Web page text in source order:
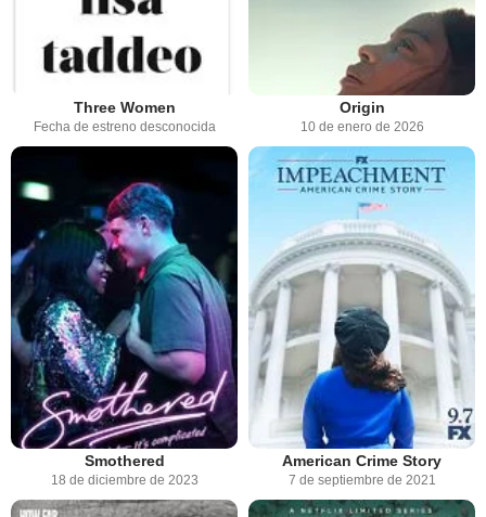
Three Women
Fecha de estreno desconocida
Origin
10 de enero de 2026
Smothered
18 de diciembre de 2023
American Crime Story
7 de septiembre de 2021